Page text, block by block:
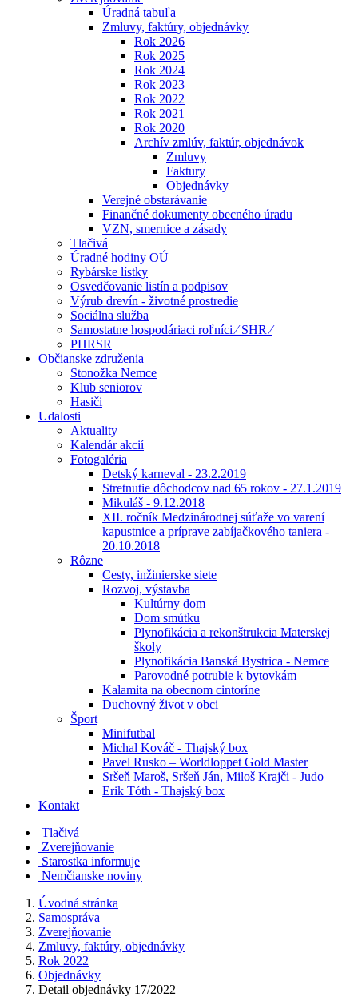
Úradná tabuľa
Zmluvy, faktúry, objednávky
Rok 2026
Rok 2025
Rok 2024
Rok 2023
Rok 2022
Rok 2021
Rok 2020
Archív zmlúv, faktúr, objednávok
Zmluvy
Faktury
Objednávky
Verejné obstarávanie
Finančné dokumenty obecného úradu
VZN, smernice a zásady
Tlačivá
Úradné hodiny OÚ
Rybárske lístky
Osvedčovanie listín a podpisov
Výrub drevín - životné prostredie
Sociálna služba
Samostatne hospodáriaci roľníci ⁄ SHR ⁄
PHRSR
Občianske združenia
Stonožka Nemce
Klub seniorov
Hasiči
Udalosti
Aktuality
Kalendár akcií
Fotogaléria
Detský karneval - 23.2.2019
Stretnutie dôchodcov nad 65 rokov - 27.1.2019
Mikuláš - 9.12.2018
XII. ročník Medzinárodnej súťaže vo varení
kapustnice a príprave zabíjačkového taniera -
20.10.2018
Rôzne
Cesty, inžinierske siete
Rozvoj, výstavba
Kultúrny dom
Dom smútku
Plynofikácia a rekonštrukcia Materskej
školy
Plynofikácia Banská Bystrica - Nemce
Parovodné potrubie k bytovkám
Kalamita na obecnom cintoríne
Duchovný život v obci
Šport
Minifutbal
Michal Kováč - Thajský box
Pavel Rusko – Worldloppet Gold Master
Sršeň Maroš, Sršeň Ján, Miloš Krajči - Judo
Erik Tóth - Thajský box
Kontakt
Tlačivá
Zverejňovanie
Starostka informuje
Nemčianske noviny
Úvodná stránka
Samospráva
Zverejňovanie
Zmluvy, faktúry, objednávky
Rok 2022
Objednávky
Detail objednávky 17/2022